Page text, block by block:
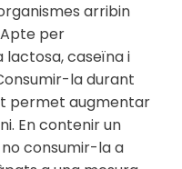
arribin
per
lactosa, caseïna i
la durant
permet augmentar
En contenir un
consumir-la a